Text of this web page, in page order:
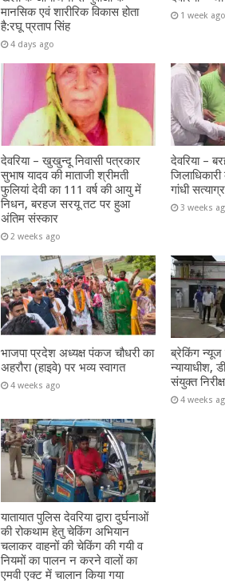
मानसिक एवं शारीरिक विकास होता
है:रघू प्रताप सिंह
4 days ago
1 week ago
देवरिया – खुखुन्दू निवासी पत्रकार
सुभाष यादव की माताजी श्रीमती
फुलियां देवी का 111 वर्ष की आयु में
निधन, बरहज सरयू तट पर हुआ
अंतिम संस्कार
2 weeks ago
देवरिया –
गांधी
3 weeks
भाजपा प्रदेश अध्यक्ष पंकज चौधरी का
अहरौरा (हाइवे) पर भव्य स्वागत
4 weeks ago
ब्रेकिंग न्यूज
न्यायाधीश,
संयुक्त
4 weeks
यातायात पुलिस देवरिया द्वारा दुर्घनाओं
की रोकथाम हेतु चेकिंग अभियान
चलाकर वाहनों की चेकिंग की गयी व
नियमों का पालन न करने वालों का
एमवी एक्ट में चालान किया गया